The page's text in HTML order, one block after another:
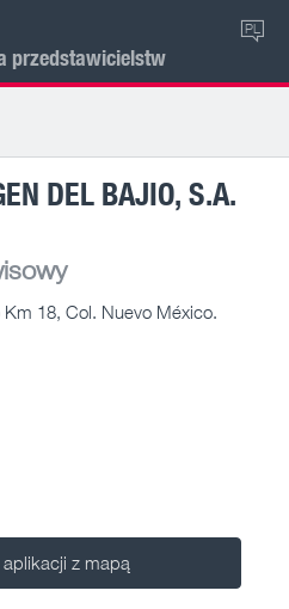
przedstawicielstw
PL
DEL BAJIO, S.A.
18, Col. Nuevo México.
z mapą